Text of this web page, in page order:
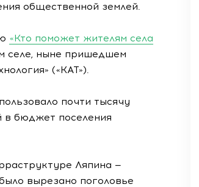
общественной землей.
«Кто поможет жителям села
селе, ныне пришедшем
(«КАТ»).
почти тысячу
в бюджет поселения
Ляпина —
вырезано поголовье